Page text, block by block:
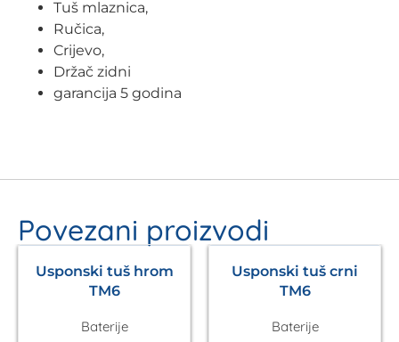
Tuš mlaznica,
Ručica,
Crijevo,
Držač zidni
garancija 5 godina
Povezani proizvodi
Usponski tuš hrom
TM6
Baterije
Usponski tuš crni
TM6
Baterije